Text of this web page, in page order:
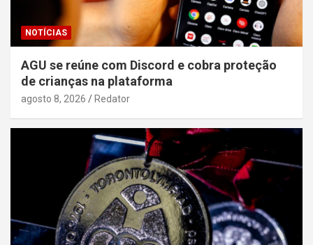
NOTÍCIAS
AGU se reúne com Discord e cobra proteção
de crianças na plataforma
agosto 8, 2026 Redator